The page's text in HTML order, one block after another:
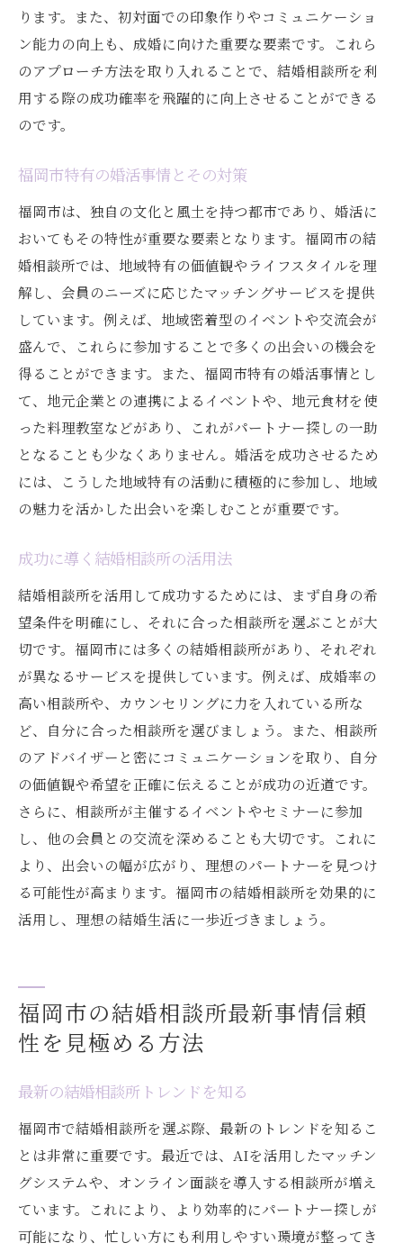
ります。また、初対面での印象作りやコミュニケーショ
ン能力の向上も、成婚に向けた重要な要素です。これら
のアプローチ方法を取り入れることで、結婚相談所を利
用する際の成功確率を飛躍的に向上させることができる
のです。
福岡市特有の婚活事情とその対策
福岡市は、独自の文化と風土を持つ都市であり、婚活に
おいてもその特性が重要な要素となります。福岡市の結
婚相談所では、地域特有の価値観やライフスタイルを理
解し、会員のニーズに応じたマッチングサービスを提供
しています。例えば、地域密着型のイベントや交流会が
盛んで、これらに参加することで多くの出会いの機会を
得ることができます。また、福岡市特有の婚活事情とし
て、地元企業との連携によるイベントや、地元食材を使
った料理教室などがあり、これがパートナー探しの一助
となることも少なくありません。婚活を成功させるため
には、こうした地域特有の活動に積極的に参加し、地域
の魅力を活かした出会いを楽しむことが重要です。
成功に導く結婚相談所の活用法
結婚相談所を活用して成功するためには、まず自身の希
望条件を明確にし、それに合った相談所を選ぶことが大
切です。福岡市には多くの結婚相談所があり、それぞれ
が異なるサービスを提供しています。例えば、成婚率の
高い相談所や、カウンセリングに力を入れている所な
ど、自分に合った相談所を選びましょう。また、相談所
のアドバイザーと密にコミュニケーションを取り、自分
の価値観や希望を正確に伝えることが成功の近道です。
さらに、相談所が主催するイベントやセミナーに参加
し、他の会員との交流を深めることも大切です。これに
より、出会いの幅が広がり、理想のパートナーを見つけ
る可能性が高まります。福岡市の結婚相談所を効果的に
活用し、理想の結婚生活に一歩近づきましょう。
福岡市の結婚相談所最新事情信頼
性を見極める方法
最新の結婚相談所トレンドを知る
福岡市で結婚相談所を選ぶ際、最新のトレンドを知るこ
とは非常に重要です。最近では、AIを活用したマッチン
グシステムや、オンライン面談を導入する相談所が増え
ています。これにより、より効率的にパートナー探しが
可能になり、忙しい方にも利用しやすい環境が整ってき